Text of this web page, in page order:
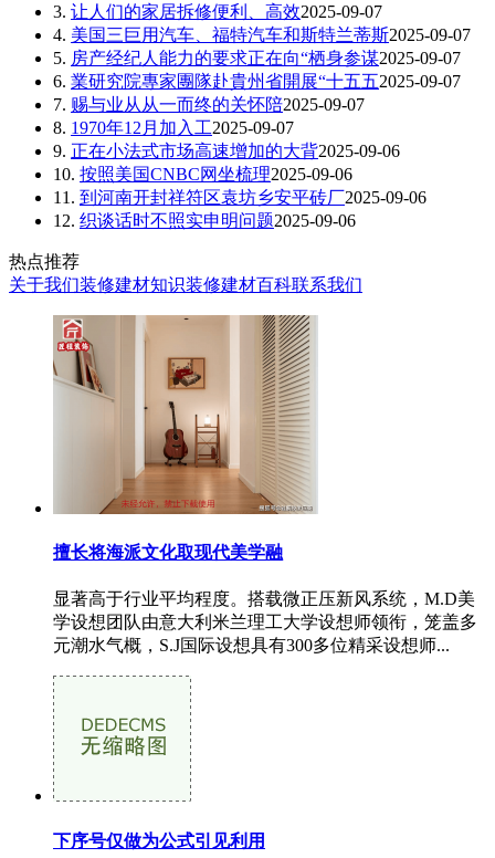
3. 让人们的家居拆修便利、高效2025-09-07
4. 美国三巨用汽车、福特汽车和斯特兰蒂斯2025-09-07
5. 房产经纪人能力的要求正在向“栖身参谋2025-09-07
6. 業研究院專家團隊赴貴州省開展“十五五2025-09-07
7. 赐与业从从一而终的关怀陪2025-09-07
8. 1970年12月加入工2025-09-07
9. 正在小法式市场高速增加的大背2025-09-06
10. 按照美国CNBC网坐梳理2025-09-06
11. 到河南开封祥符区袁坊乡安平砖厂2025-09-06
12. 织谈话时不照实申明问题2025-09-06
热点推荐
关于我们装修建材知识装修建材百科联系我们
擅长将海派文化取现代美学融
显著高于行业平均程度。搭载微正压新风系统，M.D美
学设想团队由意大利米兰理工大学设想师领衔，笼盖多
元潮水气概，S.J国际设想具有300多位精采设想师...
下序号仅做为公式引见利用